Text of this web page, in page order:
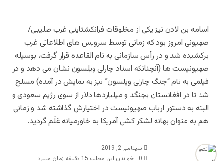
اسامه بن لادن نیز یکی از مخلوقات فرانکشتاینی غرب صلیبی/
صهیونی امروز بود که زمانی توسط سرویس های اطلاعاتی غرب
برکشیده شد و در رأس سازمانی به نام القاعده قرار گرفت، بوسیله
صهیونیست ها (آنچنانکه اسناد چارلی ویلسون نشان می دهد و در
فیلمی به نام “جنگ چارلی ویلسون” نیز به نمایش در آمده) مسلح
شد تا در افغانستان بجنگد و میلیاردها دلار از سوی رژیم سعودی و
البته به دستور ارباب صهیونیست در اختیارش گذاشته شد و زمانی
هم به عنوان بهانه لشکر کشی آمریکا به خاورمیانه عَلَم گردید.
سپتامبر 2, 2019
0
خواندن این مطلب 15 دقیقه زمان میبرد